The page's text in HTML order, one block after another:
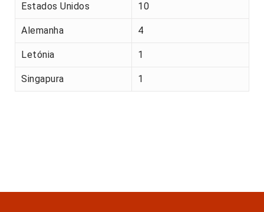
Estados Unidos 10
Alemanha 4
Letónia 1
Singapura 1